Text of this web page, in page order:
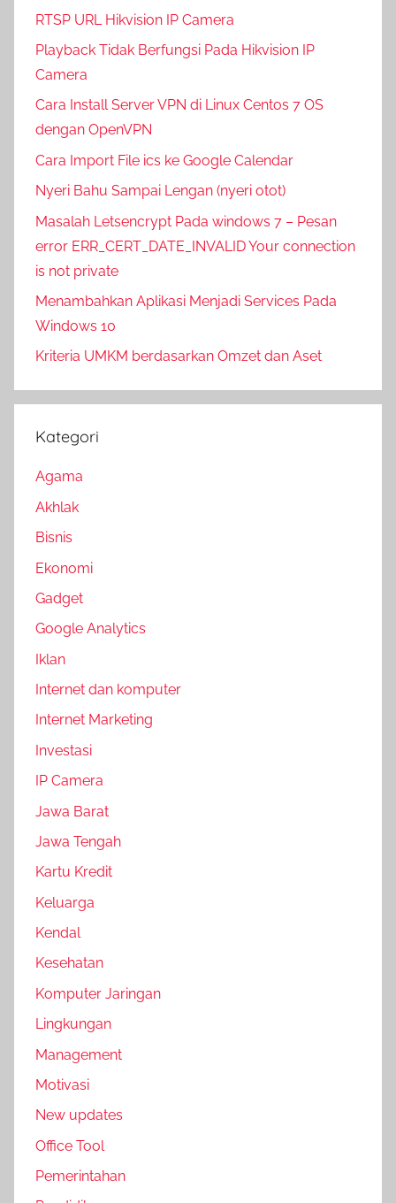
RTSP URL Hikvision IP Camera
Playback Tidak Berfungsi Pada Hikvision IP
Camera
Cara Install Server VPN di Linux Centos 7 OS
dengan OpenVPN
Cara Import File ics ke Google Calendar
Nyeri Bahu Sampai Lengan (nyeri otot)
Masalah Letsencrypt Pada windows 7 – Pesan
error ERR_CERT_DATE_INVALID Your connection
is not private
Menambahkan Aplikasi Menjadi Services Pada
Windows 10
Kriteria UMKM berdasarkan Omzet dan Aset
Kategori
Agama
Akhlak
Bisnis
Ekonomi
Gadget
Google Analytics
Iklan
Internet dan komputer
Internet Marketing
Investasi
IP Camera
Jawa Barat
Jawa Tengah
Kartu Kredit
Keluarga
Kendal
Kesehatan
Komputer Jaringan
Lingkungan
Management
Motivasi
New updates
Office Tool
Pemerintahan